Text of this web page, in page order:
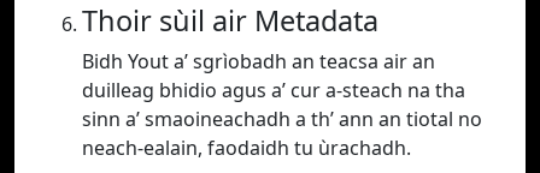
Thoir sùil air Metadata
Bidh Yout a’ sgrìobadh an teacsa air an
duilleag bhidio agus a’ cur a-steach na tha
sinn a’ smaoineachadh a th’ ann an tiotal no
neach-ealain, faodaidh tu ùrachadh.